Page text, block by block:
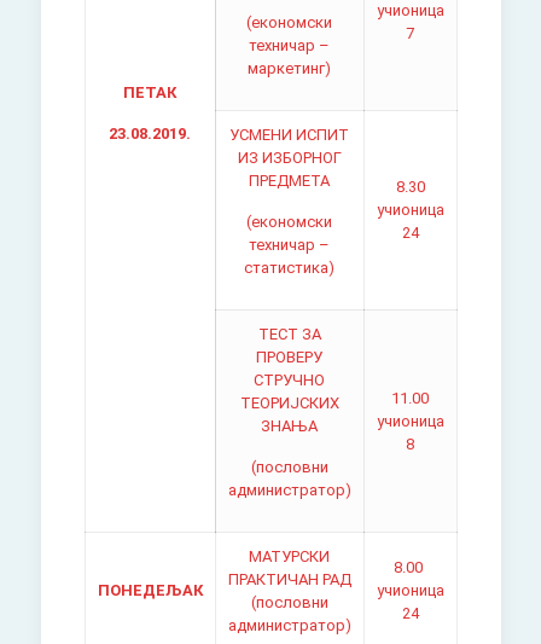
ПЕТАК
23.08.2019.
(економски
техничар –
маркетинг)
учионица
7
УСМЕНИ ИСПИТ
ИЗ ИЗБОРНОГ
ПРЕДМЕТА
(економски
техничар –
статистика)
8.30
учионица
24
ТЕСТ ЗА
ПРОВЕРУ
СТРУЧНО
ТЕОРИЈСКИХ
ЗНАЊА
(пословни
администратор)
11.00
учионица
8
ПОНЕДЕЉАК
МАТУРСКИ
ПРАКТИЧАН РАД
(пословни
администратор)
8.00
учионица
24